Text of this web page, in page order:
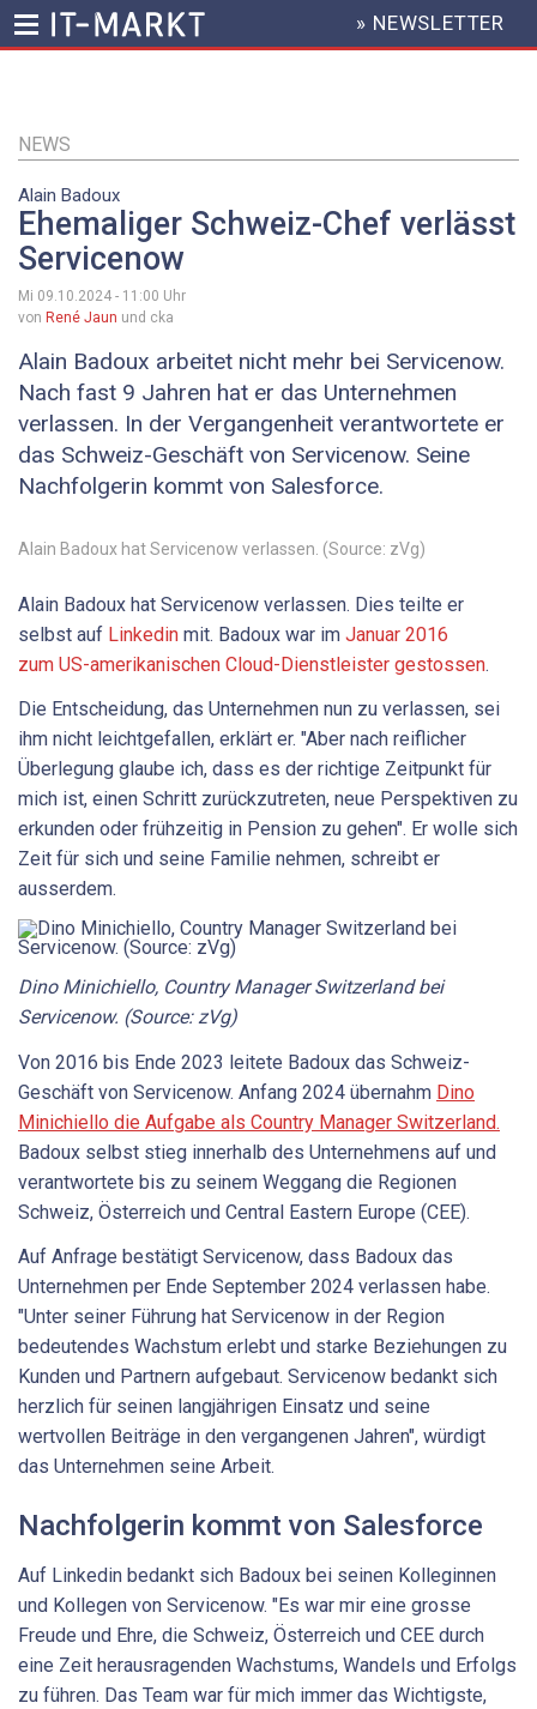
Inhalt
HEADER
MENU
» NEWSLETTER
NEWS
Alain Badoux
Ehemaliger Schweiz-Chef verlässt
Servicenow
Mi 09.10.2024 - 11:00 Uhr
von René Jaun und cka
Alain Badoux arbeitet nicht mehr bei Servicenow.
Nach fast 9 Jahren hat er das Unternehmen
verlassen. In der Vergangenheit verantwortete er
das Schweiz-Geschäft von Servicenow. Seine
Nachfolgerin kommt von Salesforce.
Alain Badoux hat Servicenow verlassen. (Source: zVg)
Alain Badoux hat Servicenow verlassen. Dies teilte er
selbst auf Linkedin mit. Badoux war im Januar 2016
zum US-amerikanischen Cloud-Dienstleister gestossen.
Die Entscheidung, das Unternehmen nun zu verlassen, sei
ihm nicht leichtgefallen, erklärt er. "Aber nach reiflicher
Überlegung glaube ich, dass es der richtige Zeitpunkt für
mich ist, einen Schritt zurückzutreten, neue Perspektiven zu
erkunden oder frühzeitig in Pension zu gehen". Er wolle sich
Zeit für sich und seine Familie nehmen, schreibt er
ausserdem.
Dino Minichiello, Country Manager Switzerland bei
Servicenow. (Source: zVg)
Von 2016 bis Ende 2023 leitete Badoux das Schweiz-
Geschäft von Servicenow. Anfang 2024 übernahm Dino
Minichiello die Aufgabe als Country Manager Switzerland.
Badoux selbst stieg innerhalb des Unternehmens auf und
verantwortete bis zu seinem Weggang die Regionen
Schweiz, Österreich und Central Eastern Europe (CEE).
Auf Anfrage bestätigt Servicenow, dass Badoux das
Unternehmen per Ende September 2024 verlassen habe.
"Unter seiner Führung hat Servicenow in der Region
bedeutendes Wachstum erlebt und starke Beziehungen zu
Kunden und Partnern aufgebaut. Servicenow bedankt sich
herzlich für seinen langjährigen Einsatz und seine
wertvollen Beiträge in den vergangenen Jahren", würdigt
das Unternehmen seine Arbeit.
Nachfolgerin kommt von Salesforce
Auf Linkedin bedankt sich Badoux bei seinen Kolleginnen
und Kollegen von Servicenow. "Es war mir eine grosse
Freude und Ehre, die Schweiz, Österreich und CEE durch
eine Zeit herausragenden Wachstums, Wandels und Erfolgs
zu führen. Das Team war für mich immer das Wichtigste,